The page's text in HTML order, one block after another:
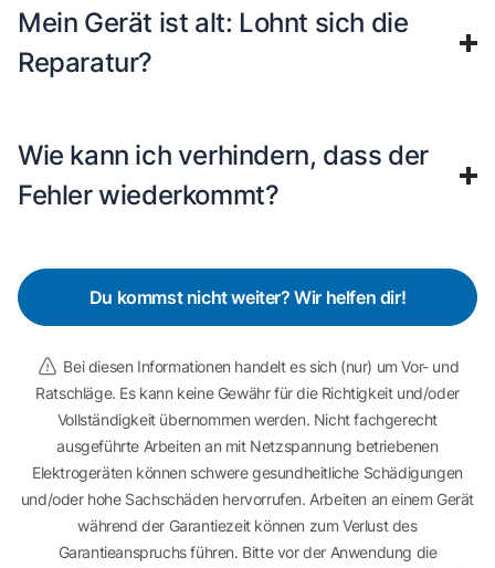
Mein Gerät ist alt: Lohnt sich die
Reparatur?
Wie kann ich verhindern, dass der
Fehler wiederkommt?
Du kommst nicht weiter? Wir helfen dir!
Bei diesen Informationen handelt es sich (nur) um Vor- und
Ratschläge. Es kann keine Gewähr für die Richtigkeit und/oder
Vollständigkeit übernommen werden. Nicht fachgerecht
ausgeführte Arbeiten an mit Netzspannung betriebenen
Elektrogeräten können schwere gesundheitliche Schädigungen
und/oder hohe Sachschäden hervorrufen. Arbeiten an einem Gerät
während der Garantiezeit können zum Verlust des
Garantieanspruchs führen. Bitte vor der Anwendung die